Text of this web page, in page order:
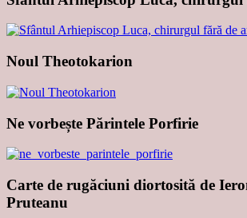
Noul Theotokarion
Ne vorbește Părintele Porfirie
Carte de rugăciuni diortosită de
Pruteanu